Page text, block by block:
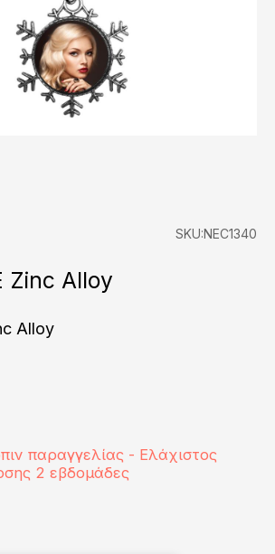
SKU:NEC1340
Zinc Alloy
Alloy
παραγγελίας - Ελάχιστος
2 εβδομάδες